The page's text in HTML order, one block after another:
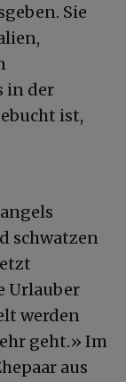
Sie
in der
ist,
schwatzen
Urlauber
werden
geht.» Im
aus